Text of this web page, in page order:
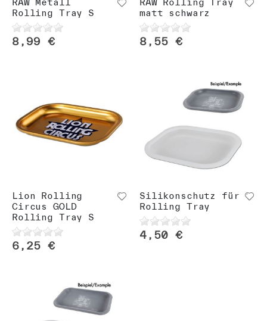
RAW Metall
Rolling Tray S
8,99 €
RAW Rolling Tray
matt schwarz
8,55 €
Lion Rolling
Circus GOLD
Rolling Tray S
6,25 €
Silikonschutz für
Rolling Tray
4,50 €